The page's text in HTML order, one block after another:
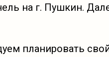
на г. Пушкин.
планировать